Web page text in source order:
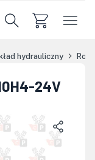
hydrauliczny
24V